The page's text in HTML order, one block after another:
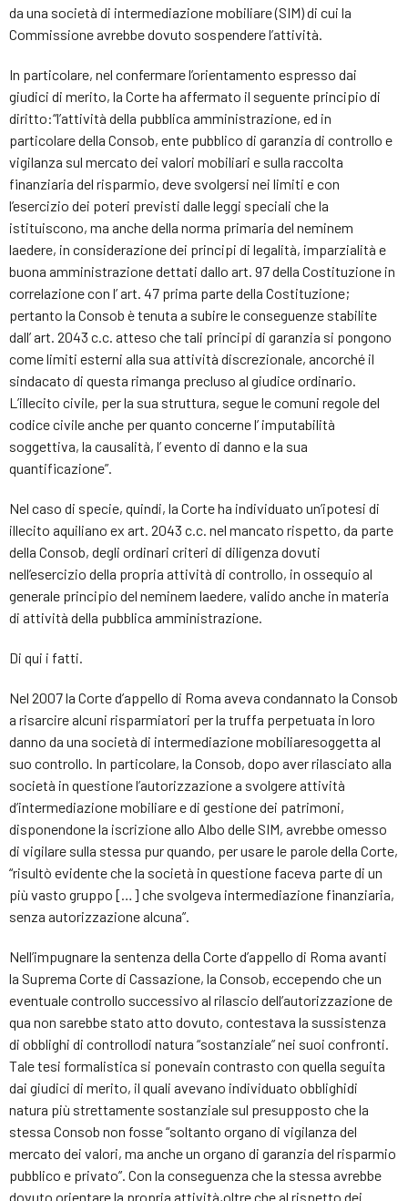
da una società di intermediazione mobiliare (SIM) di cui la
Commissione avrebbe dovuto sospendere l’attività.
In particolare, nel confermare l’orientamento espresso dai
giudici di merito, la Corte ha affermato il seguente principio di
diritto:“l’attività della pubblica amministrazione, ed in
particolare della Consob, ente pubblico di garanzia di controllo e
vigilanza sul mercato dei valori mobiliari e sulla raccolta
finanziaria del risparmio, deve svolgersi nei limiti e con
l’esercizio dei poteri previsti dalle leggi speciali che la
istituiscono, ma anche della norma primaria del neminem
laedere, in considerazione dei principi di legalità, imparzialità e
buona amministrazione dettati dallo art. 97 della Costituzione in
correlazione con l’ art. 47 prima parte della Costituzione;
pertanto la Consob è tenuta a subire le conseguenze stabilite
dall’ art. 2043 c.c. atteso che tali principi di garanzia si pongono
come limiti esterni alla sua attività discrezionale, ancorché il
sindacato di questa rimanga precluso al giudice ordinario.
L’illecito civile, per la sua struttura, segue le comuni regole del
codice civile anche per quanto concerne l’ imputabilità
soggettiva, la causalità, l’ evento di danno e la sua
quantificazione”.
Nel caso di specie, quindi, la Corte ha individuato un’ipotesi di
illecito aquiliano ex art. 2043 c.c. nel mancato rispetto, da parte
della Consob, degli ordinari criteri di diligenza dovuti
nell’esercizio della propria attività di controllo, in ossequio al
generale principio del neminem laedere, valido anche in materia
di attività della pubblica amministrazione.
Di qui i fatti.
Nel 2007 la Corte d’appello di Roma aveva condannato la Consob
a risarcire alcuni risparmiatori per la truffa perpetuata in loro
danno da una società di intermediazione mobiliaresoggetta al
suo controllo. In particolare, la Consob, dopo aver rilasciato alla
società in questione l’autorizzazione a svolgere attività
d’intermediazione mobiliare e di gestione dei patrimoni,
disponendone la iscrizione allo Albo delle SIM, avrebbe omesso
di vigilare sulla stessa pur quando, per usare le parole della Corte,
“risultò evidente che la società in questione faceva parte di un
più vasto gruppo […] che svolgeva intermediazione finanziaria,
senza autorizzazione alcuna”.
Nell’impugnare la sentenza della Corte d’appello di Roma avanti
la Suprema Corte di Cassazione, la Consob, eccependo che un
eventuale controllo successivo al rilascio dell’autorizzazione de
qua non sarebbe stato atto dovuto, contestava la sussistenza
di obblighi di controllodi natura “sostanziale” nei suoi confronti.
Tale tesi formalistica si ponevain contrasto con quella seguita
dai giudici di merito, il quali avevano individuato obblighidi
natura più strettamente sostanziale sul presupposto che la
stessa Consob non fosse “soltanto organo di vigilanza del
mercato dei valori, ma anche un organo di garanzia del risparmio
pubblico e privato”. Con la conseguenza che la stessa avrebbe
dovuto orientare la propria attività,oltre che al rispetto dei